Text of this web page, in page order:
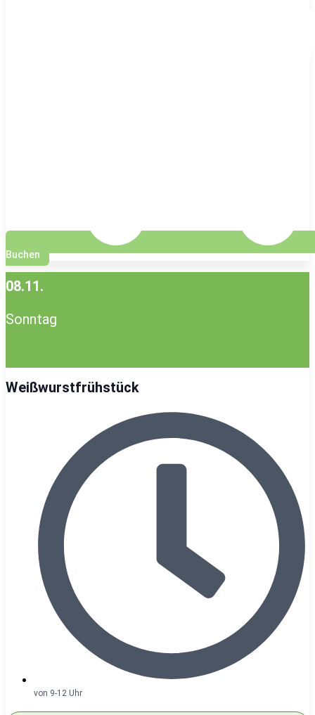
Buchen
08.11.
Sonntag
Weißwurstfrühstück
von 9-12 Uhr